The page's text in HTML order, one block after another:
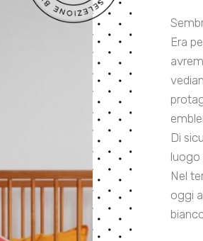
Era
Di
luogo
Nel
oggi